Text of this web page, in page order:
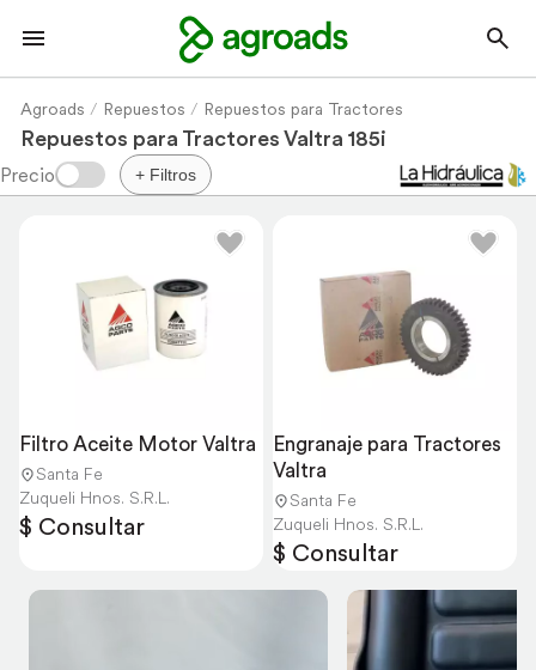
Agroads Repuestos Repuestos para Tractores
Repuestos para Tractores Valtra 185i
+ Filtros
Filtro Aceite Motor Valtra
Santa Fe
Zuqueli Hnos. S.R.L.
$ Consultar
Engranaje para Tractores
Valtra
Santa Fe
Zuqueli Hnos. S.R.L.
$ Consultar